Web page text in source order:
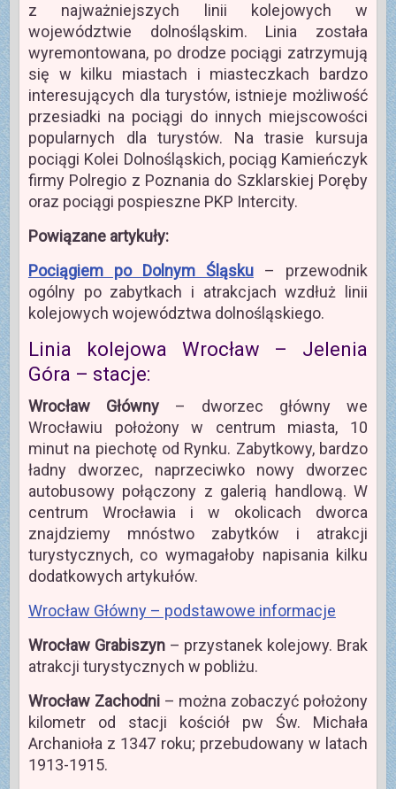
z najważniejszych linii kolejowych w
województwie dolnośląskim. Linia została
wyremontowana, po drodze pociągi zatrzymują
się w kilku miastach i miasteczkach bardzo
interesujących dla turystów, istnieje możliwość
przesiadki na pociągi do innych miejscowości
popularnych dla turystów. Na trasie kursuja
pociągi Kolei Dolnośląskich, pociąg Kamieńczyk
firmy Polregio z Poznania do Szklarskiej Poręby
oraz pociągi pospieszne PKP Intercity.
Powiązane artykuły:
Pociągiem po Dolnym Śląsku – przewodnik
ogólny po zabytkach i atrakcjach wzdłuż linii
kolejowych województwa dolnośląskiego.
Linia kolejowa Wrocław – Jelenia
Góra – stacje:
Wrocław Główny– dworzec główny we
Wrocławiu położony w centrum miasta, 10
minut na piechotę od Rynku. Zabytkowy, bardzo
ładny dworzec, naprzeciwko nowy dworzec
autobusowy połączony z galerią handlową. W
centrum Wrocławia i w okolicach dworca
znajdziemy mnóstwo zabytków i atrakcji
turystycznych, co wymagałoby napisania kilku
dodatkowych artykułów.
Wrocław Główny – podstawowe informacje
Wrocław Grabiszyn– przystanek kolejowy. Brak
atrakcji turystycznych w pobliżu.
Wrocław Zachodni– można zobaczyć położony
kilometr od stacji kościół pw Św. Michała
Archanioła z 1347 roku; przebudowany w latach
1913-1915.